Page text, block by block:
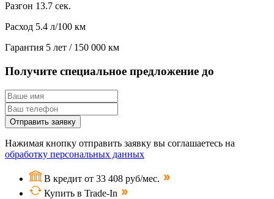
Разгон 13.7 сек.
Расход 5.4 л/100 км
Гарантия 5 лет / 150 000 км
Получите специальное предложение до
Отправить заявку
Нажимая кнопку отправить заявку вы соглашаетесь на
обработку персональных данных
В кредит от 33 408 руб/мес.
Купить в Trade-In